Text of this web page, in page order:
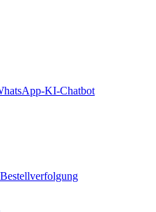
KI-Chatbot